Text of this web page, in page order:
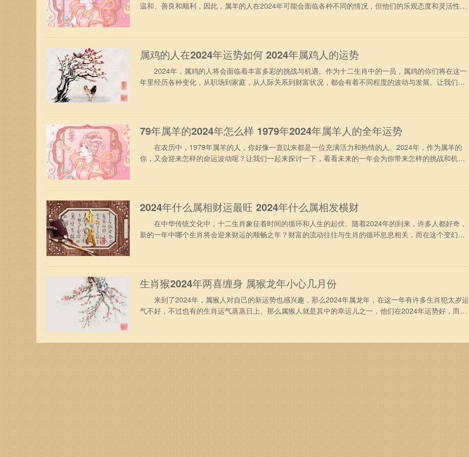
温和、善良和顺利，因此，属羊的人在2024年可能会面临各种不同的情况，但他们的乐观态度和灵活性将
属鸡的人在2024年运势如何 2024年属鸡人的运势
2024年，属鸡的人将会面临着丰富多彩的挑战与机遇。作为十二生肖中的一员，属鸡的你们将在这一
年里经历各种变化，从职场到家庭，从人际关系到财富状况，都会有着不同程度的波动与发展。让我们一
79年属羊的2024年怎么样 1979年2024年属羊人的全年运势
在农历中，1979年属羊的人，你好像一直以来都是一位充满活力和热情的人。2024年，作为属羊的
你，又会迎来怎样的命运波动呢？让我们一起来探讨一下，看看未来的一年会为你带来怎样的挑战和机
2024年什么属相财运最旺 2024年什么属相发横财
在中华传统文化中，十二生肖象征着时间的循环和人生的起伏。随着2024年的到来，许多人都好奇，
新的一年中哪个生肖将会迎来财运的顺畅之年？财富的流动往往与生肖的循环息息相关，而在这个变幻莫
生肖猴2024年两喜缠身 属猴龙年小心几月份
来到了2024年，属猴人对自己的新运势也感兴趣，那么2024年属龙年，在这一年有许多生肖犯太岁运
气不好，不过也有的生肖运气蒸蒸日上。那么属猴人就是其中的幸运儿之一，他们在2024年运势好，而且
升职加薪或者是意外的小财富。不管